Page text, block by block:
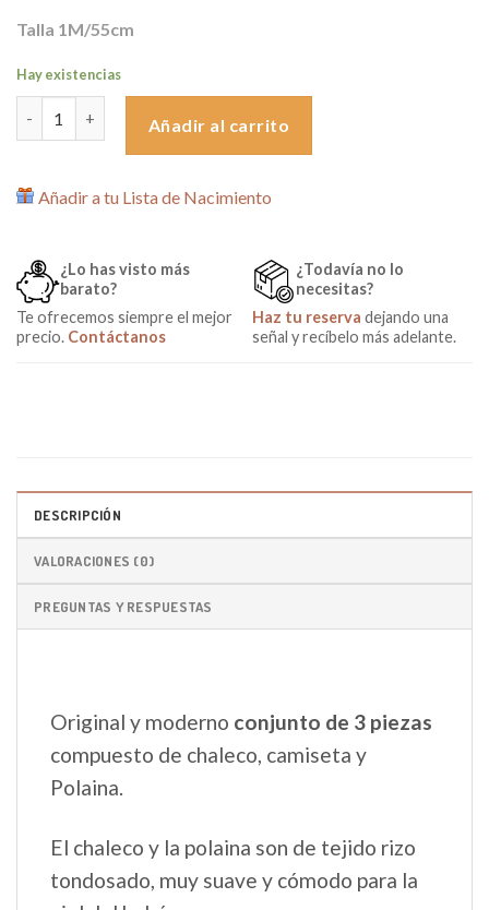
Talla 1M/55cm
Hay existencias
Añadir al carrito
Añadir a tu Lista de Nacimiento
¿Lo has visto más
barato?
Te ofrecemos siempre el mejor
precio. Contáctanos
¿Todavía no lo
necesitas?
Haz tu reserva dejando una
señal y recíbelo más adelante.
DESCRIPCIÓN
VALORACIONES (0)
PREGUNTAS Y RESPUESTAS
Original y moderno conjunto de 3 piezas
compuesto de chaleco, camiseta y
Polaina.
El chaleco y la polaina son de tejido rizo
tondosado, muy suave y cómodo para la